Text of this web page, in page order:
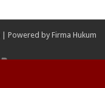
| Powered by Firma Hukum